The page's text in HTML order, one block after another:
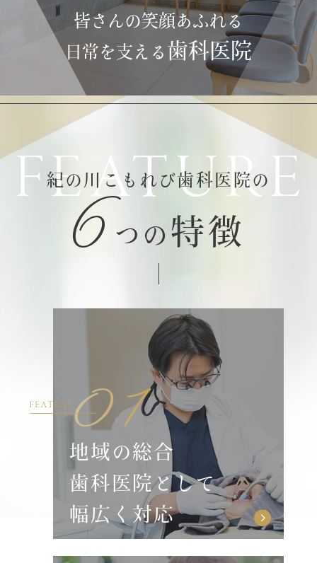
2026.05.12
5月19日（火）は、16時以降から休診と
いたします。
ご迷惑をおかけいたしますが、何卒ご了
承ください。
皆さんの笑顔あふれる
日常を支える 歯科医院
紀の川こもれび歯科医院の
6 つの 特徴
FEATURE
地域の総合
歯科医院として
幅広く対応